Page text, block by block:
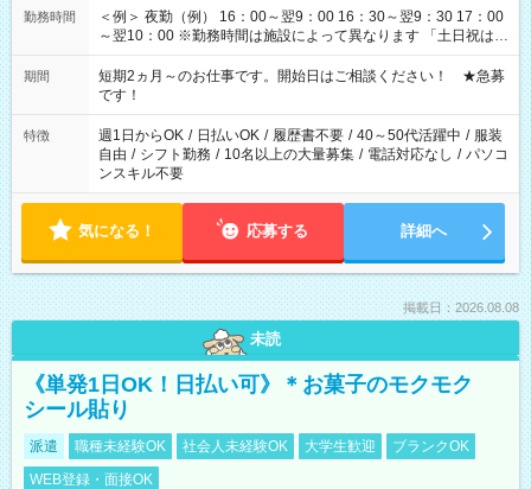
勤務時間
＜例＞ 夜勤（例） 16：00～翌9：00 16：30～翌9：30 17：00
～翌10：00 ※勤務時間は施設によって異なります 「土日祝は休
みたい」 「しっかり稼ぎたい」 「もう少し遅い時間から始めた
い」など ご希望にあったお仕事をご案内いたします。 ※未経験
の方の場合は1～2ヶ月間は日中での仕事を経験いただき、 お
仕事に慣れてからの夜勤になります。 ★家庭の都合でお休みが
必要な場合も遠慮なくご相談ください。
期間
短期2ヵ月～のお仕事です。開始日はご相談ください！ ★急募
です！
特徴 週1日からOK / 日払いOK / 履歴書不要 / 40～50代活躍中 / 服装
自由 / シフト勤務 / 10名以上の大量募集 / 電話対応なし / パソコ
ンスキル不要
気になる！ 応募する 詳細へ
掲載日：2026.08.08
未読
《単発1日OK！日払い可》＊お菓子のモクモク
シール貼り
派遣 職種未経験OK 社会人未経験OK 大学生歓迎
ブランクOK
WEB登録・面接OK